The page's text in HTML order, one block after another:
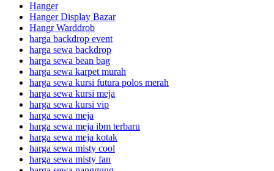
Hanger
Hanger Display Bazar
Hangr Warddrob
harga backdrop event
harga sewa backdrop
harga sewa bean bag
harga sewa karpet murah
harga sewa kursi futura polos merah
harga sewa kursi meja
harga sewa kursi vip
harga sewa meja
harga sewa meja ibm terbaru
harga sewa meja kotak
harga sewa misty cool
harga sewa misty fan